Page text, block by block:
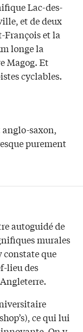
Lac-des-
et de deux
François et la
longe la
Magog. Et
cyclables.
saxon,
purement
autoguidé de
murales
que
lieu des
ce qui lui